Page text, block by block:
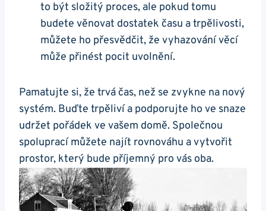
to být složitý proces, ale pokud tomu
budete věnovat dostatek času a trpělivosti,
můžete ho přesvědčit, že vyhazování věcí
může přinést pocit uvolnění.
Pamatujte si, že trvá čas, než se zvykne na nový
systém. Buďte trpěliví a podporujte ho ve snaze
udržet pořádek ve vašem domě. Společnou
spoluprací můžete najít rovnováhu a vytvořit
prostor, který bude příjemný pro vás oba.